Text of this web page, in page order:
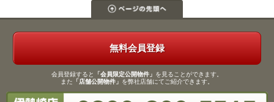
無料会員登録
会員登録すると 「会員限定公開物件」 を見ることができます。
また 「店舗公開物件」 を弊社店舗にてご紹介できます。